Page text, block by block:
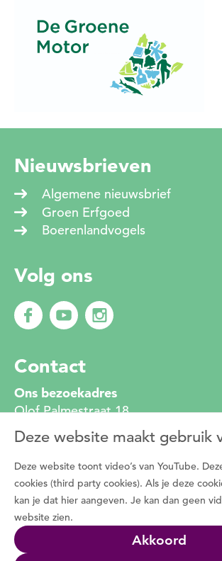
Deze website maakt gebruik
Deze website toont video’s van YouTube.
cookies (third party cookies). Als je deze
kan je dat hier aangeven. Je kan dan geen
website zien.
Akkoord
Nieuwsbrieven
Algemene nieuwsbrief
Groen Erfgoed
Boerenlandvogels
Volg ons
Contact
Ons bezoekadres
Olof Palmestraat 18
2616 LR Delft
010 272 2222
info@degroenemotorzh.nl
Wat is De Groene
Duizenden vrijwilligers zetten zich
voor de natuur, het groen in de
natuurbeleving met bewoners.